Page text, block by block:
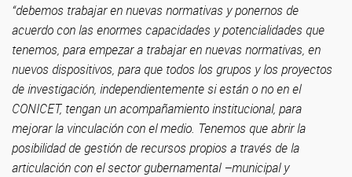
“debemos trabajar en nuevas normativas y ponernos de
acuerdo con las enormes capacidades y potencialidades que
tenemos, para empezar a trabajar en nuevas normativas, en
nuevos dispositivos, para que todos los grupos y los proyectos
de investigación, independientemente si están o no en el
CONICET, tengan un acompañamiento institucional, para
mejorar la vinculación con el medio. Tenemos que abrir la
posibilidad de gestión de recursos propios a través de la
articulación con el sector gubernamental –municipal y